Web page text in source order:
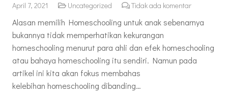
April 7, 2021 Uncategorized Tidak ada komentar
Alasan memilih Homeschooling untuk anak sebenarnya
bukannya tidak memperhatikan kekurangan
homeschooling menurut para ahli dan efek homeschooling
atau bahaya homeschooling itu sendiri. Namun pada
artikel ini kita akan fokus membahas
kelebihan homeschooling dibanding…